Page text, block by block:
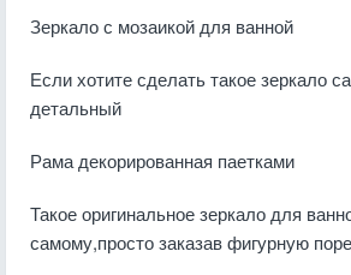
Зеркало с мозаикой для ванной
Если хотите сделать такое зеркало
детальный
Рама декорированная паетками
Такое оригинальное зеркало для
самому,просто заказав фигурную